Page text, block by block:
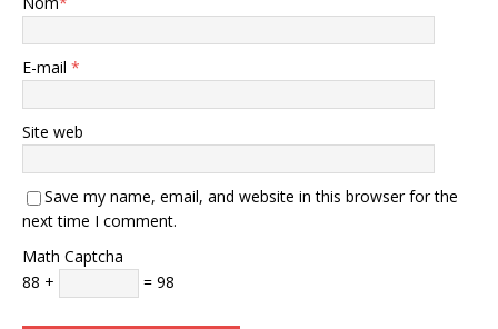
E-mail *
Site web
Save my name, email, and website in this browser for the
next time I comment.
Math Captcha
88 +
= 98